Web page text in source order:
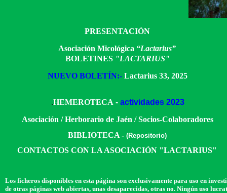
PRESENTACIÓN
Asociación Micológica “Lactarius”
BOLETINES "LACTARIUS"
NUEVO BOLETÍN:- Lactarius 33, 2025
.HEMEROTECA - actividades 2023
Asociación / Herborario de Jaén / Socios-Colaboradores
BIBLIOTECA - (Repositorio)
CONTACTOS CON LA ASOCIACIÓN "LACTARIUS"
Los ficheros disponibles en esta página son exclusivamente para uso en
de otras páginas web abiertas, unas desaparecidas, otras no. Ningún uso